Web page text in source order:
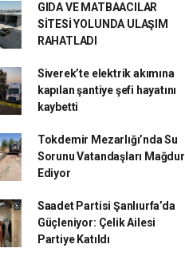
GIDA VE MATBAACILAR
SİTESİ YOLUNDA ULAŞIM
RAHATLADI
Siverek’te elektrik akımına
kapılan şantiye şefi hayatını
kaybetti
Tokdemir Mezarlığı’nda Su
Sorunu Vatandaşları Mağdur
Ediyor
Saadet Partisi Şanlıurfa’da
Güçleniyor: Çelik Ailesi
Partiye Katıldı